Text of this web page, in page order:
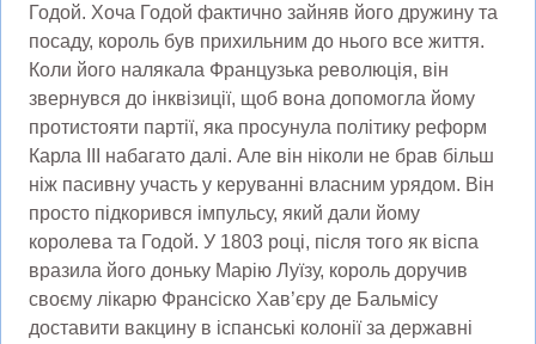
Годой. Хоча Годой фактично зайняв його дружину та
посаду, король був прихильним до нього все життя.
Коли його налякала Французька революція, він
звернувся до інквізиції, щоб вона допомогла йому
протистояти партії, яка просунула політику реформ
Карла III набагато далі. Але він ніколи не брав більш
ніж пасивну участь у керуванні власним урядом. Він
просто підкорився імпульсу, який дали йому
королева та Годой. У 1803 році, після того як віспа
вразила його доньку Марію Луїзу, король доручив
своєму лікарю Франсіско Хав’єру де Бальмісу
доставити вакцину в іспанські колонії за державні